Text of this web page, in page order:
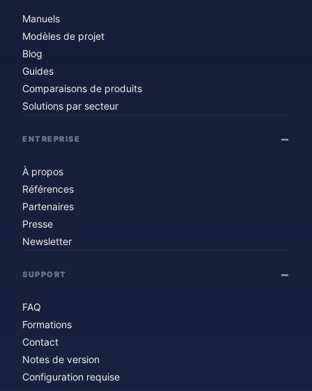
Manuels
Modèles de projet
Blog
Guides
Comparaisons de produits
Solutions par secteur
ENTREPRISE
À propos
Références
Partenaires
Presse
Newsletter
SUPPORT
FAQ
Formations
Contact
Notes de version
Configuration requise